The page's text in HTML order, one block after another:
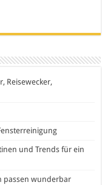
Reisewecker,
und Trends für ein
passen wunderbar